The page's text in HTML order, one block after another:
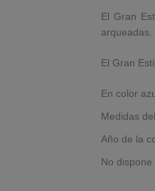
El Gran
arqueadas.
El Gran
En color
Medidas
Año de la
No